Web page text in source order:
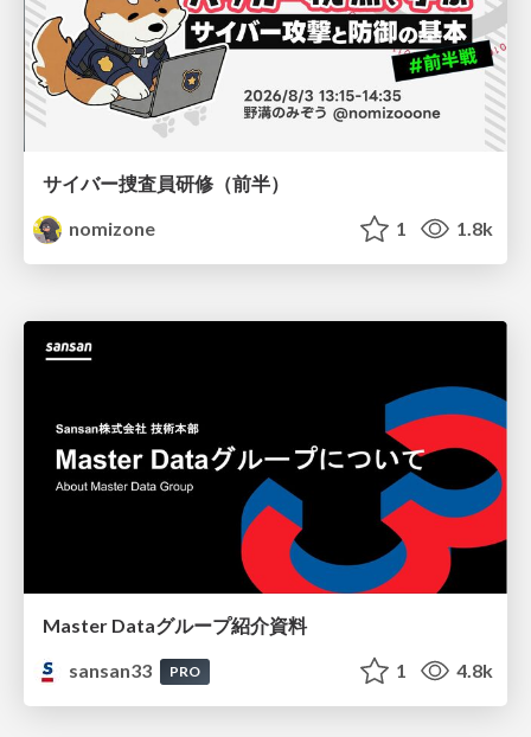
サイバー捜査員研修（前半）
nomizone
1 1.8k
Master Dataグループ紹介資料
sansan33
PRO 1 4.8k